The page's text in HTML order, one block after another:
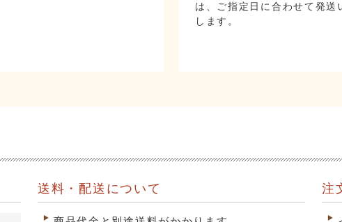
は、ご指定日に合わせて発送
します。
送料・配送について 注